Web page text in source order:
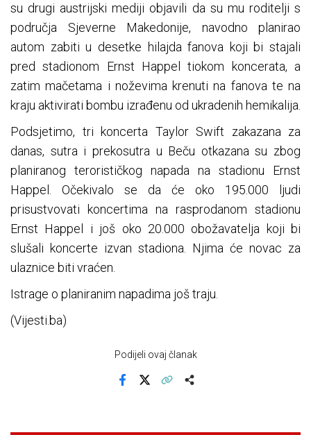
su drugi austrijski mediji objavili da su mu roditelji s
područja Sjeverne Makedonije, navodno planirao
autom zabiti u desetke hilajda fanova koji bi stajali
pred stadionom Ernst Happel tiokom koncerata, a
zatim mačetama i noževima krenuti na fanova te na
kraju aktivirati bombu izrađenu od ukradenih hemikalija.
Podsjetimo, tri koncerta Taylor Swift zakazana za
danas, sutra i prekosutra u Beču otkazana su zbog
planiranog terorističkog napada na stadionu Ernst
Happel. Očekivalo se da će oko 195.000 ljudi
prisustvovati koncertima na rasprodanom stadionu
Ernst Happel i još oko 20.000 obožavatelja koji bi
slušali koncerte izvan stadiona. Njima će novac za
ulaznice biti vraćen.
Istrage o planiranim napadima još traju.
(Vijesti.ba)
Podijeli ovaj članak